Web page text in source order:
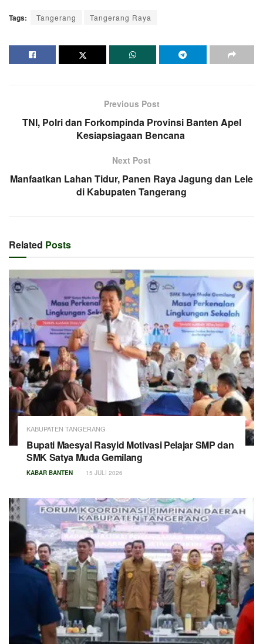
Tags: Tangerang Tangerang Raya
Previous Post
TNI, Polri dan Forkompinda Provinsi Banten Apel
Kesiapsiagaan Bencana
Next Post
Manfaatkan Lahan Tidur, Panen Raya Jagung dan Lele
di Kabupaten Tangerang
Related Posts
KABUPATEN TANGERANG
Bupati Maesyal Rasyid Motivasi Pelajar SMP dan
SMK Satya Muda Gemilang
KABAR BANTEN 15 JULI 2026